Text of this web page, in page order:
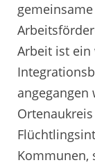
Arbeit ist
Kommunen,